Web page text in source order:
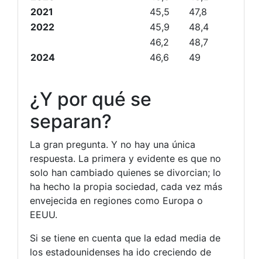
2021
45,5
47,8
2022
45,9
48,4
46,2
48,7
2024
46,6 49
¿Y por qué se
separan?
La gran pregunta. Y no hay una única
respuesta. La primera y evidente es que no
solo han cambiado quienes se divorcian; lo
ha hecho la propia sociedad, cada vez más
envejecida en regiones como Europa o
EEUU.
Si se tiene en cuenta que la edad media de
los estadounidenses ha ido creciendo de